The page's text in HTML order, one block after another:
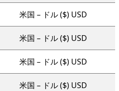
米国 – ドル ($) USD
米国 – ドル ($) USD
米国 – ドル ($) USD
米国 – ドル ($) USD